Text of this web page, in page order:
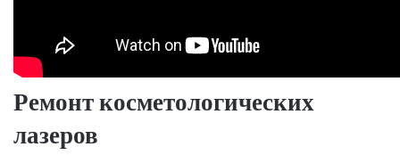
Ремонт косметологических
лазеров